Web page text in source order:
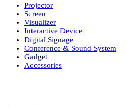
Projector
Screen
Visualizer
Interactive Device
Digital Signage
Conference & Sound System
Gadget
Accessories